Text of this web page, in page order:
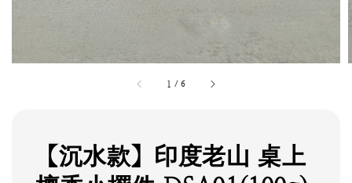
1 /6
【沉水款】印度老山 桌上